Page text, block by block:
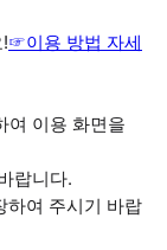
☞이용 방법 자세
여 이용 화면을
랍니다.
하여 주시기 바랍